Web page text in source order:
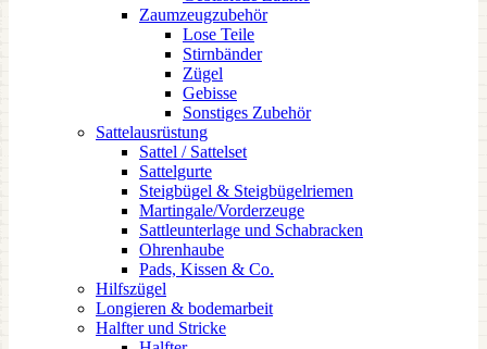
Zaumzeugzubehör
Lose Teile
Stirnbänder
Zügel
Gebisse
Sonstiges Zubehör
Sattelausrüstung
Sattel / Sattelset
Sattelgurte
Steigbügel & Steigbügelriemen
Martingale/Vorderzeuge
Sattleunterlage und Schabracken
Ohrenhaube
Pads, Kissen & Co.
Hilfszügel
Longieren & bodemarbeit
Halfter und Stricke